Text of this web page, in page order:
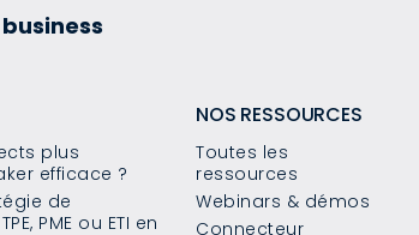
plus
efficace ?
de
PME ou ETI en
NOS RESSOURCES
Toutes les
ressources
Webinars & démos
Connecteur